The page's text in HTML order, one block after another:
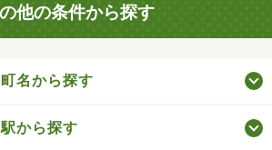
他の条件から探す
名から探す
から探す